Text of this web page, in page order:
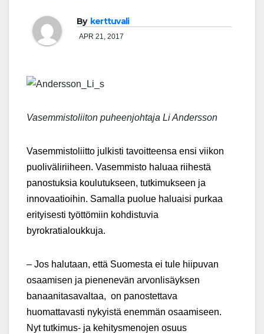
By kerttuvali
APR 21, 2017
Vasemmistoliiton puheenjohtaja Li Andersson
Vasemmistoliitto julkisti tavoitteensa ensi viikon
puoliväliriiheen. Vasemmisto haluaa riihestä
panostuksia koulutukseen, tutkimukseen ja
innovaatioihin. Samalla puolue haluaisi purkaa
erityisesti työttömiin kohdistuvia
byrokratialoukkuja.
– Jos halutaan, että Suomesta ei tule hiipuvan
osaamisen ja pienenevän arvonlisäyksen
banaanitasavaltaa, on panostettava
huomattavasti nykyistä enemmän osaamiseen.
Nyt tutkimus- ja kehitysmenojen osuus